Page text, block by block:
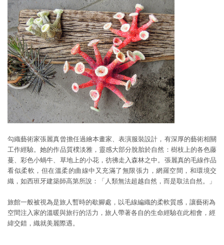
勾織藝術家張麗真曾擔任過繪本畫家、表演服裝設計，有深厚的藝術相關
工作經驗。她的作品質樸淡雅，靈感大部分脫胎於自然：樹枝上的各色藤
蔓、彩色小蝸牛、草地上的小花，彷彿走入森林之中。張麗真的毛線作品
看似柔軟，但在溫柔的曲線中又充滿了無限張力，網羅空間，和環境交
織，如西班牙建築師高第所說：「人類無法超越自然，而是取法自然。」
旅館一般被視為是旅人暫時的歇腳處，以毛線編織的柔軟質感，讓藝術為
空間注入家的溫暖與旅行的活力，旅人帶著各自的生命經驗在此相會，經
緯交錯，織就美麗際遇。